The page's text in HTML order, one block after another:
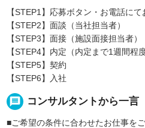
【STEP1】応募ボタン・お電話にて
【STEP2】面談（当社担当者）
【STEP3】面接（施設面接担当者）
【STEP4】内定（内定まで1週間程度
【STEP5】契約
【STEP6】入社
message コンサルタントから一言
■ご希望の条件に合わせたお仕事をご